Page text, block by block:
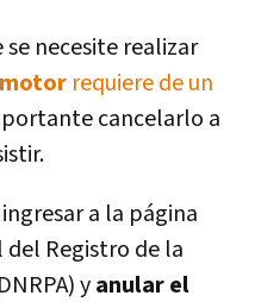
se necesite realizar
requiere de un
cancelarlo a
a la página
del Registro de la
yanular el